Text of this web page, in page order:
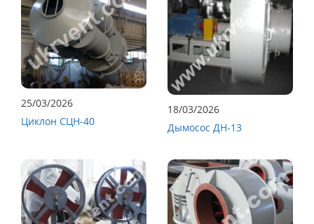
25/03/2026
Циклон СЦН-40
18/03/2026
Дымосос ДН-13